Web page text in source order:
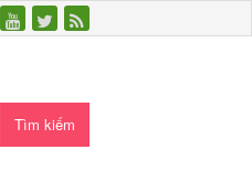
Tìm kiếm